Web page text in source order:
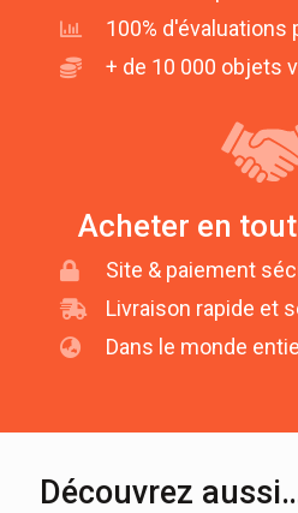
100% d'évaluations
+ de 10 000 objets
Acheter en
Site & paiement
Livraison rapide et
Dans le monde
Découvrez